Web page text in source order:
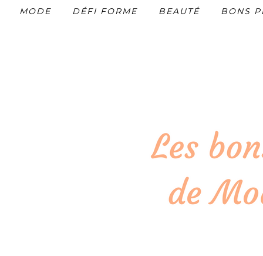
MODE DÉFI FORME BEAUTÉ BONS